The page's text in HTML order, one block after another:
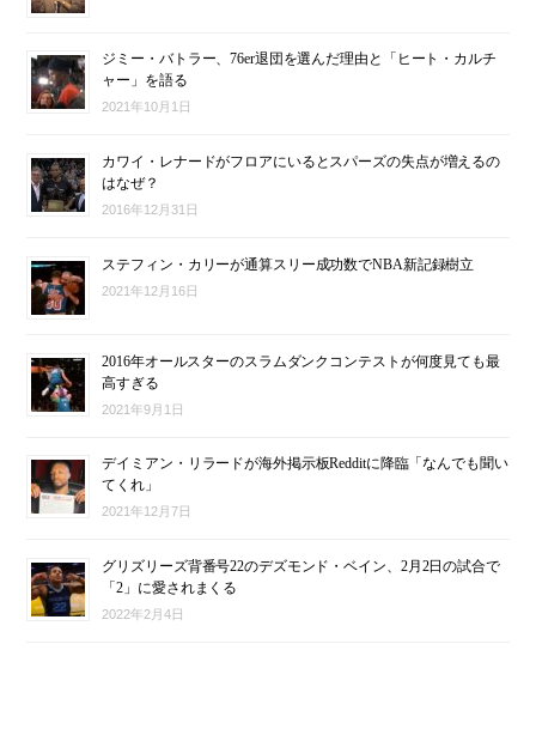
ジミー・バトラー、76er退団を選んだ理由と「ヒート・カルチ
ャー」を語る
2021年10月1日
カワイ・レナードがフロアにいるとスパーズの失点が増えるの
はなぜ？
2016年12月31日
ステフィン・カリーが通算スリー成功数でNBA新記録樹立
2021年12月16日
2016年オールスターのスラムダンクコンテストが何度見ても最
高すぎる
2021年9月1日
デイミアン・リラードが海外掲示板Redditに降臨「なんでも聞い
てくれ」
2021年12月7日
グリズリーズ背番号22のデズモンド・ベイン、2月2日の試合で
「2」に愛されまくる
2022年2月4日